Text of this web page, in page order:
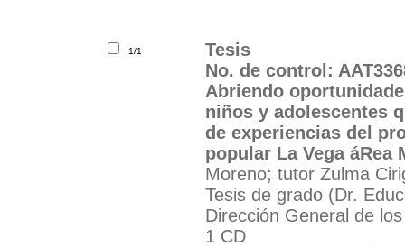
1/1
Tesis
No. de control:
Abriendo
niños y adolescentes
de experiencias del
popular La Vega áRea
Moreno; tutor Zulma
Tesis de grado (Dr.
Dirección General de
1 CD